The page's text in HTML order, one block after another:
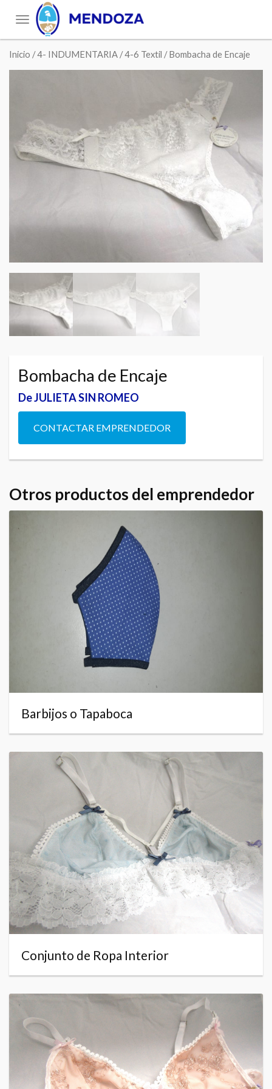
Toggle
navigation
Inicio /4- INDUMENTARIA /4-6 Textil / Bombacha de Encaje
Bombacha de Encaje
De JULIETA SIN ROMEO
CONTACTAR EMPRENDEDOR
Otros productos del emprendedor
Barbijos o Tapaboca
Conjunto de Ropa Interior